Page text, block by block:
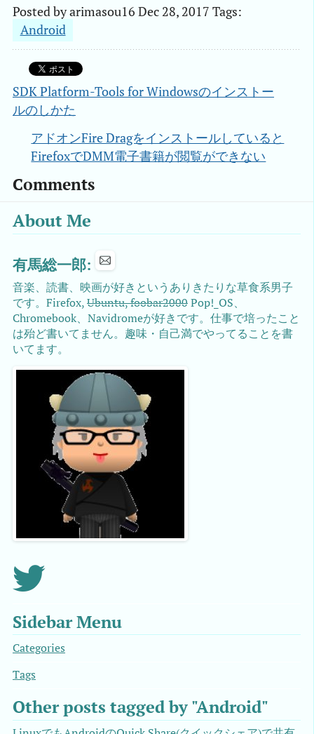
Posted byarimasou16 Dec 28, 2017 Tags:
Android
SDK Platform-Tools for Windowsのインストー
ルのしかた
アドオンFire Dragをインストールしていると
FirefoxでDMM電子書籍が閲覧ができない
Comments
About Me
有馬総一郎:
音楽、読書、映画が好きというありきたりな草食系男子
です。Firefox,Ubuntu, foobar2000Pop!_OS、
Chromebook、Navidromeが好きです。仕事で培ったこと
は殆ど書いてません。趣味・自己満でやってることを書
いてます。
Sidebar Menu
Categories
Tags
Other posts tagged by "Android"